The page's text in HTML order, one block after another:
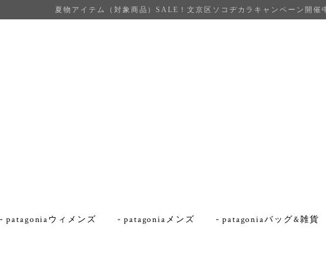
夏物アイテム（対象商品）SALE！文京区ソコヂカラキャンペーン開催
patagoniaウィメンズ patagoniaメンズ patagoniaバッグ&雑貨